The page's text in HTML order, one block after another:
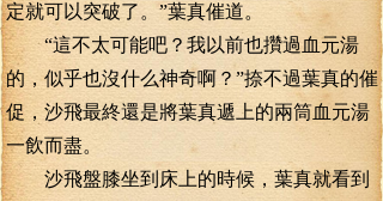
定就可以突破了。”葉真催道。
“這不太可能吧？我以前也攢過血元湯
的，似乎也沒什么神奇啊？”捺不過葉真的催
促，沙飛最終還是將葉真遞上的兩筒血元湯
一飲而盡。
沙飛盤膝坐到床上的時候，葉真就看到